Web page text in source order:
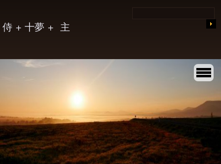
侍 + 十夢 + 主